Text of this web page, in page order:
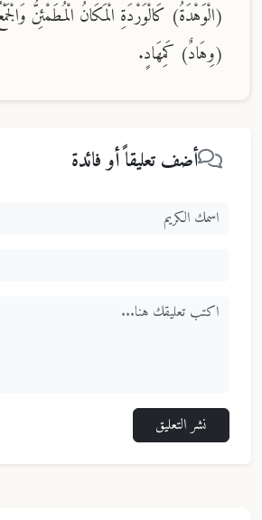
(الْوَهْدَةُ) كَالْوَرْدَةِ الْمَكَانُ الْمُطَمْئِنُّ
(وِهَادٌ) كَمِهَادٍ.
أضف تعليقاً أو فائدة
نشر التعليق